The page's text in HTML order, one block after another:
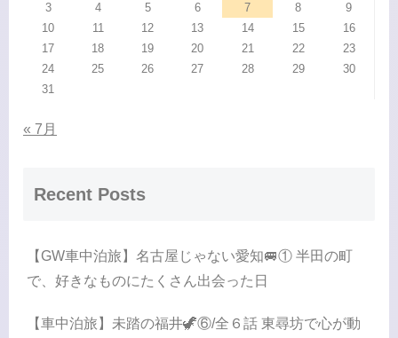
3
4 5 6 7 8
9
10
11 12 13 14 15
16
17
18 19 20 21 22
23
24
25 26 27 28 29
30
31
« 7月
Recent Posts
【GW車中泊旅】名古屋じゃない愛知🚐① 半田の町
で、好きなものにたくさん出会った日
【車中泊旅】未踏の福井🦖⑥/全６話 東尋坊で心が動